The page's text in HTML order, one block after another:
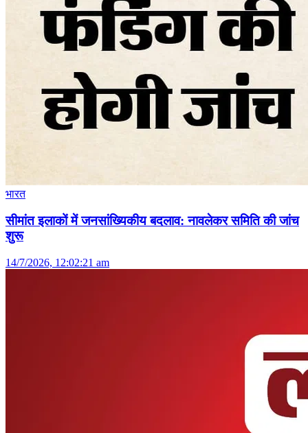
भारत
सीमांत इलाकों में जनसांख्यिकीय बदलाव: नावलेकर समिति की जांच
शुरू
14/7/2026, 12:02:21 am